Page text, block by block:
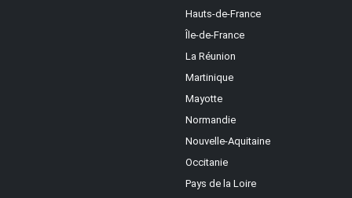
Hauts-de-France
Île-de-France
La Réunion
Martinique
Mayotte
Normandie
Nouvelle-Aquitaine
Occitanie
Pays de la Loire